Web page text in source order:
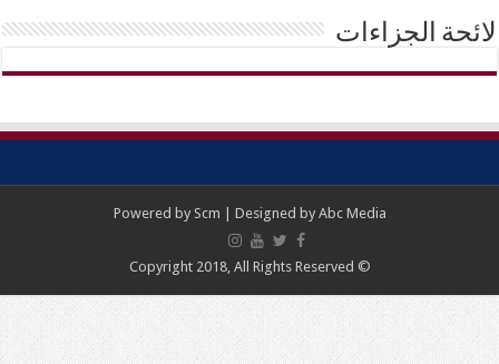
الجزاءات
Powered byScm | Designed byAbc Media
© Copyright 2018, All Rights Reserved